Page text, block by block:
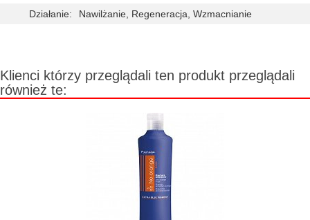
Działanie:
Nawilżanie, Regeneracja, Wzmacnianie
Klienci którzy przeglądali ten produkt przeglądali
również te: